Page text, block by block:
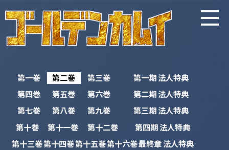
第一巻 第二巻 第三巻 第一期法人特典
第四巻
第五巻 第六巻 第二期法人特典
第七巻
第八巻 第九巻 第三期法人特典
第十巻
第十一巻 第十二巻 第四期法人特典
第十三巻第十四巻第十五巻第十六巻最終章法人特典